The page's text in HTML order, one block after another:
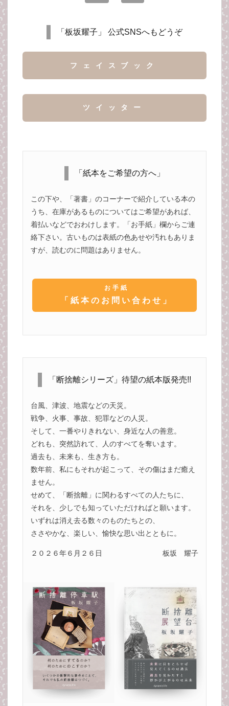
「板坂耀子」 公式SNSへもどうぞ
フェイスブック
ツイッター
「紙本をご希望の方へ」
この下や、「著書」のコーナーで紹介している本の
うち、在庫があるものについてはご希望があれば、
着払いなどでおわけします。「お手紙」欄からご連
絡下さい。古いものは表紙の色あせや汚れもありま
すが、読むのに問題はありません。
お手紙
「紙本のお問い合わせ」
「断捨離シリーズ」待望の紙本版発売!!
台風、津波、地震などの天災。
戦争、火事、事故、犯罪などの人災。
そして、一番やりきれない、身近な人の善意。
どれも、突然訪れて、人のすべてを奪います。
過去も、未来も、生き方も。
数年前、私にもそれが起こって、その傷はまだ癒え
ません。
せめて、「断捨離」に関わるすべての人たちに、
それを、少しでも知っていただければと願います。
いずれは消え去る数々のものたちとの、
ささやかな、楽しい、愉快な思い出とともに。
２０２６年６月２６日 板坂 耀子